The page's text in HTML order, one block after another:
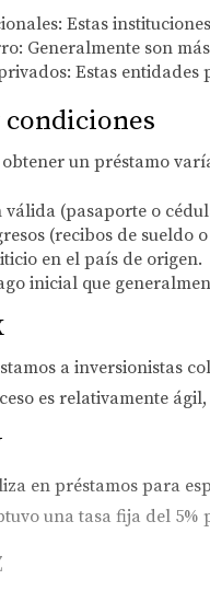
Estas
Generalmente son
Estas entidades
un préstamo
(pasaporte o
(recibos de sueldo
en el país de origen.
inicial que
a inversionistas
es relativamente
en préstamos para
una tasa fija del